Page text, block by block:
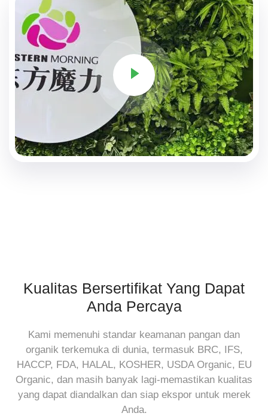
Kualitas Bersertifikat Yang Dapat
Anda Percaya
Kami memenuhi standar keamanan pangan dan
organik terkemuka di dunia, termasuk BRC, IFS,
HACCP, FDA, HALAL, KOSHER, USDA Organic, EU
Organic, dan masih banyak lagi-memastikan kualitas
yang dapat diandalkan dan siap ekspor untuk merek
Anda.